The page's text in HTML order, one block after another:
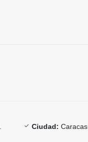
Ciudad: Caracas